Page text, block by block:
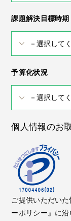
課題解決目標時期
予算化状況
個人情報のお
ご提供いただい
ーポリシー』に沿